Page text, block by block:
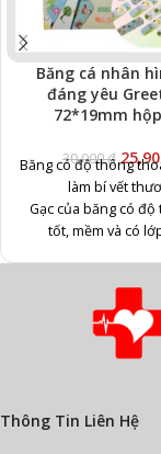
Băng cá nhân
đáng yêu
72*19mm
30,000₫
Băng có độ thông
làm bí vết
Gạc của băng có
tốt, mềm và có
Băng có thể dùng
cảm
Có nhiều màu sắc
khác nhau Là băng
Thông Tin Liên Hệ